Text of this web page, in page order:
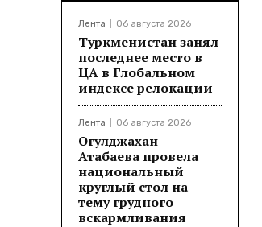
Лента 06 августа 2026
Туркменистан занял
последнее место в
ЦА в Глобальном
индексе релокации
Лента 06 августа 2026
Огулджахан
Атабаева провела
национальный
круглый стол на
тему грудного
вскармливания